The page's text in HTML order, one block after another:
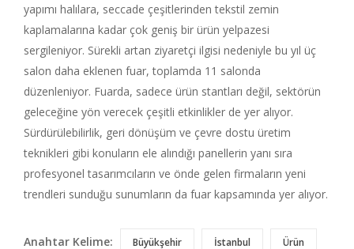
yapımı halılara, seccade çeşitlerinden tekstil zemin
kaplamalarına kadar çok geniş bir ürün yelpazesi
sergileniyor. Sürekli artan ziyaretçi ilgisi nedeniyle bu yıl üç
salon daha eklenen fuar, toplamda 11 salonda
düzenleniyor. Fuarda, sadece ürün stantları değil, sektörün
geleceğine yön verecek çeşitli etkinlikler de yer alıyor.
Sürdürülebilirlik, geri dönüşüm ve çevre dostu üretim
teknikleri gibi konuların ele alındığı panellerin yanı sıra
profesyonel tasarımcıların ve önde gelen firmaların yeni
trendleri sunduğu sunumların da fuar kapsamında yer alıyor.
Anahtar Kelime: Büyükşehir İstanbul Ürün